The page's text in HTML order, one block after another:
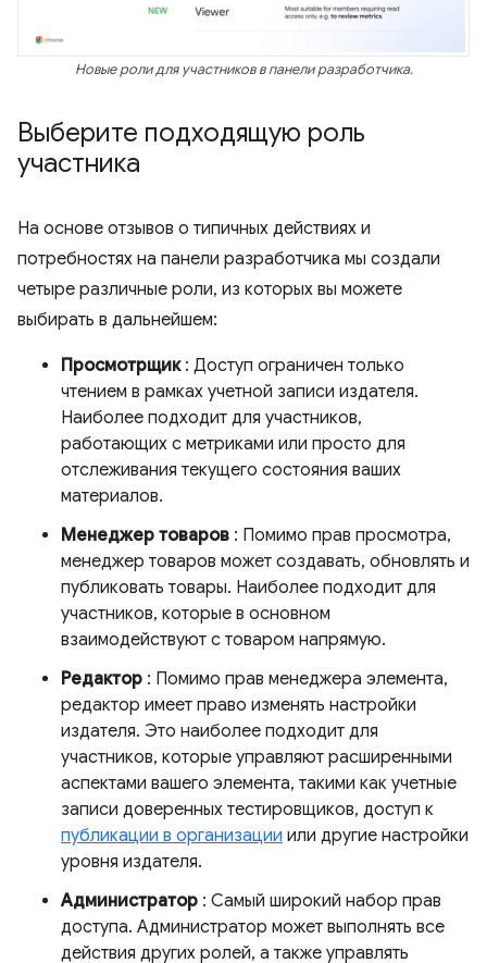
Новые роли для участников в панели разработчика.
Выберите подходящую роль
участника
На основе отзывов о типичных действиях и
потребностях на панели разработчика мы создали
четыре различные роли, из которых вы можете
выбирать в дальнейшем:
Просмотрщик: Доступ ограничен только
чтением в рамках учетной записи издателя.
Наиболее подходит для участников,
работающих с метриками или просто для
отслеживания текущего состояния ваших
материалов.
Менеджер товаров : Помимо прав просмотра,
менеджер товаров может создавать, обновлять и
публиковать товары. Наиболее подходит для
участников, которые в основном
взаимодействуют с товаром напрямую.
Редактор : Помимо прав менеджера элемента,
редактор имеет право изменять настройки
издателя. Это наиболее подходит для
участников, которые управляют расширенными
аспектами вашего элемента, такими как учетные
записи доверенных тестировщиков, доступ к
публикации в организации или другие настройки
уровня издателя.
Администратор : Самый широкий набор прав
доступа. Администратор может выполнять все
действия других ролей, а также управлять